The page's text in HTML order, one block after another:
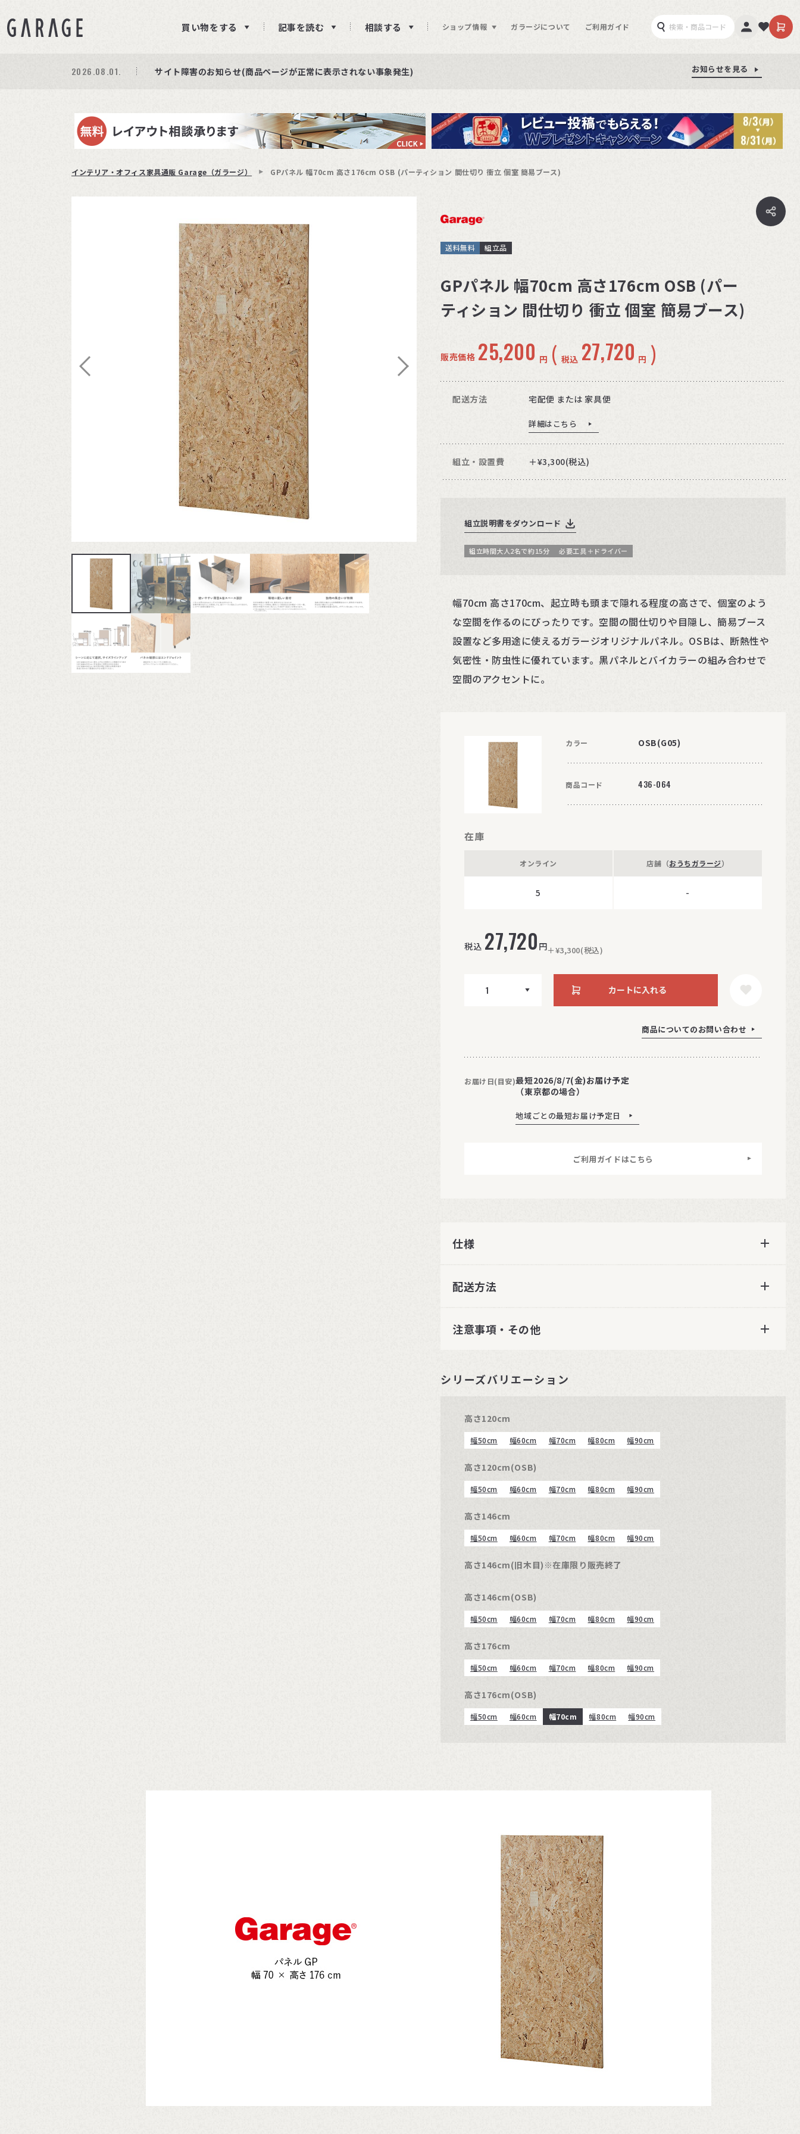
買い物をする 記事を読む 相談する ショップ情報 ガラージについて ご利用ガイド
期間限定プレゼント│レビュー投稿をお待ちしております お知らせを見る
商品ページ障害復旧のお知らせ お知らせを見る
2026.08.01. サイト障害のお知らせ(商品ページが正常に表示されない事象発生) お知らせを見る
インテリア・オフィス家具通販 Garage（ガラージ） GPパネル 幅70cm 高さ176cm OSB (パーティション 間仕切り 衝立 個室 簡易ブース)
送料無料 組立品
GPパネル 幅70cm 高さ176cm OSB (パー
ティション 間仕切り 衝立 個室 簡易ブース)
販売価格 25,200 円 ( 税込 27,720 円 )
配送方法 宅配便 または 家具便
詳細はこちら
組立・設置費 ＋¥3,300(税込)
組立説明書をダウンロード
組立時間大人2名で約15分 必要工具＋ドライバー
幅70cm 高さ170cm、起立時も頭まで隠れる程度の高さで、個室のよう
な空間を作るのにぴったりです。空間の間仕切りや目隠し、簡易ブース
設置など多用途に使えるガラージオリジナルパネル。OSBは、断熱性や
気密性・防虫性に優れています。黒パネルとバイカラーの組み合わせで
空間のアクセントに。
カラー OSB(G05)
商品コード 436-064
在庫
オンライン
5
店舗（おうちガラージ）
-
税込 27,720 円＋¥3,300(税込)
カートに入れる
商品についてのお問い合わせ
お届け日(目安)最短2026/8/7(金)お届け予定
（東京都の場合）
地域ごとの最短お届け予定日
ご利用ガイドはこちら
仕様
配送方法
注意事項・その他
シリーズバリエーション
高さ120cm
幅50cm 幅60cm 幅70cm 幅80cm 幅90cm
高さ120cm(OSB)
幅50cm 幅60cm 幅70cm 幅80cm 幅90cm
高さ146cm
幅50cm 幅60cm 幅70cm 幅80cm 幅90cm
高さ146cm(旧木目)※在庫限り販売終了
高さ146cm(OSB)
幅50cm 幅60cm 幅70cm 幅80cm 幅90cm
高さ176cm
幅50cm 幅60cm 幅70cm 幅80cm 幅90cm
高さ176cm(OSB)
幅50cm 幅60cm 幅70cm 幅80cm 幅90cm